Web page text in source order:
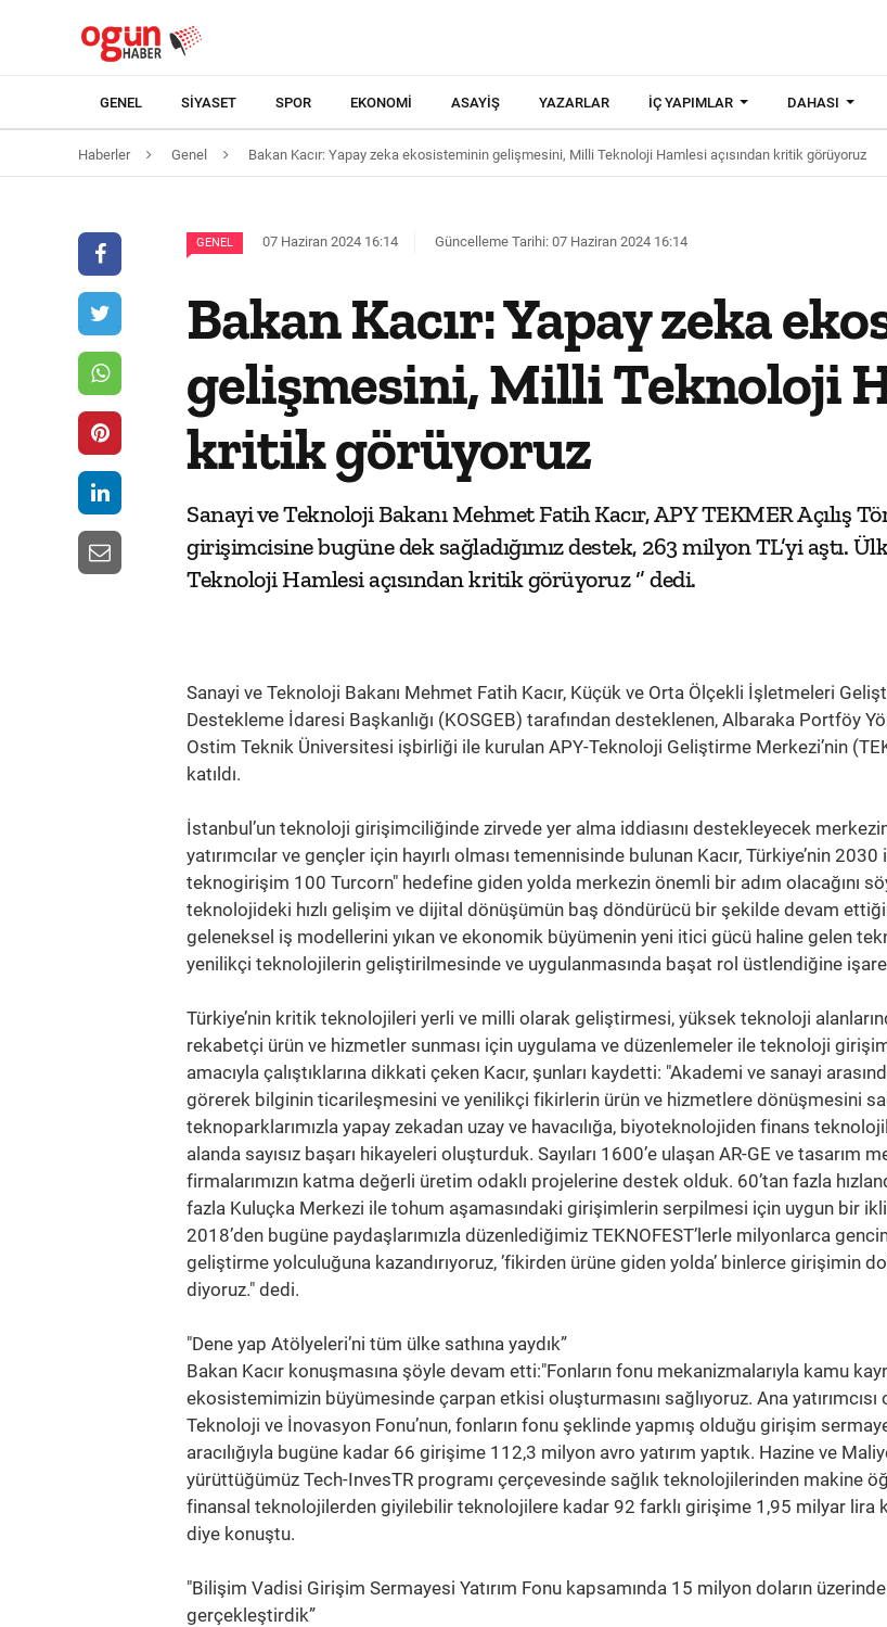
GENEL SIYASET SPOR EKONOMI ASAYIŞ YAZARLAR İÇ YAPIMLAR DAHASI
Haberler Genel Bakan Kacır: Yapay zeka ekosisteminin gelişmesini, Milli Teknoloji Hamlesi açısından kritik görüyoruz
GENEL 07 Haziran 2024 16:14 Güncelleme Tarihi: 07 Haziran 2024 16:14
Bakan Kacır: Yapay zeka
gelişmesini, Milli Teknoloji
kritik görüyoruz
Sanayi ve Teknoloji Bakanı Mehmet Fatih Kacır, APY TEKMER Açılış
girişimcisine bugüne dek sağladığımız destek, 263 milyon TL’yi aştı.
Teknoloji Hamlesi açısından kritik görüyoruz ‘’ dedi.
Sanayi ve Teknoloji Bakanı Mehmet Fatih Kacır, Küçük ve Orta Ölçekli İşletmeleri
Destekleme İdaresi Başkanlığı (KOSGEB) tarafından desteklenen, Albaraka Portföy
Ostim Teknik Üniversitesi işbirliği ile kurulan APY-Teknoloji Geliştirme Merkezi’nin
katıldı.
İstanbul’un teknoloji girişimciliğinde zirvede yer alma iddiasını destekleyecek
yatırımcılar ve gençler için hayırlı olması temennisinde bulunan Kacır, Türkiye’nin
teknogirişim 100 Turcorn" hedefine giden yolda merkezin önemli bir adım olacağını
teknolojideki hızlı gelişim ve dijital dönüşümün baş döndürücü bir şekilde devam
geleneksel iş modellerini yıkan ve ekonomik büyümenin yeni itici gücü haline gelen
yenilikçi teknolojilerin geliştirilmesinde ve uygulanmasında başat rol üstlendiğine
Türkiye’nin kritik teknolojileri yerli ve milli olarak geliştirmesi, yüksek teknoloji
rekabetçi ürün ve hizmetler sunması için uygulama ve düzenlemeler ile teknoloji
amacıyla çalıştıklarına dikkati çeken Kacır, şunları kaydetti: "Akademi ve sanayi
görerek bilginin ticarileşmesini ve yenilikçi fikirlerin ürün ve hizmetlere dönüşmesini
teknoparklarımızla yapay zekadan uzay ve havacılığa, biyoteknolojiden finans
alanda sayısız başarı hikayeleri oluşturduk. Sayıları 1600’e ulaşan AR-GE ve tasarım
firmalarımızın katma değerli üretim odaklı projelerine destek olduk. 60’tan fazla
fazla Kuluçka Merkezi ile tohum aşamasındaki girişimlerin serpilmesi için uygun bir
2018’den bugüne paydaşlarımızla düzenlediğimiz TEKNOFEST’lerle milyonlarca
geliştirme yolculuğuna kazandırıyoruz, ’fikirden ürüne giden yolda’ binlerce girişimin
diyoruz." dedi.
"Dene yap Atölyeleri’ni tüm ülke sathına yaydık”
Bakan Kacır konuşmasına şöyle devam etti:"Fonların fonu mekanizmalarıyla kamu
ekosistemimizin büyümesinde çarpan etkisi oluşturmasını sağlıyoruz. Ana
Teknoloji ve İnovasyon Fonu’nun, fonların fonu şeklinde yapmış olduğu girişim
aracılığıyla bugüne kadar 66 girişime 112,3 milyon avro yatırım yaptık. Hazine ve
yürüttüğümüz Tech-InvesTR programı çerçevesinde sağlık teknolojilerinden makine
finansal teknolojilerden giyilebilir teknolojilere kadar 92 farklı girişime 1,95 milyar lira
diye konuştu.
"Bilişim Vadisi Girişim Sermayesi Yatırım Fonu kapsamında 15 milyon doların üzerinde
gerçekleştirdik”